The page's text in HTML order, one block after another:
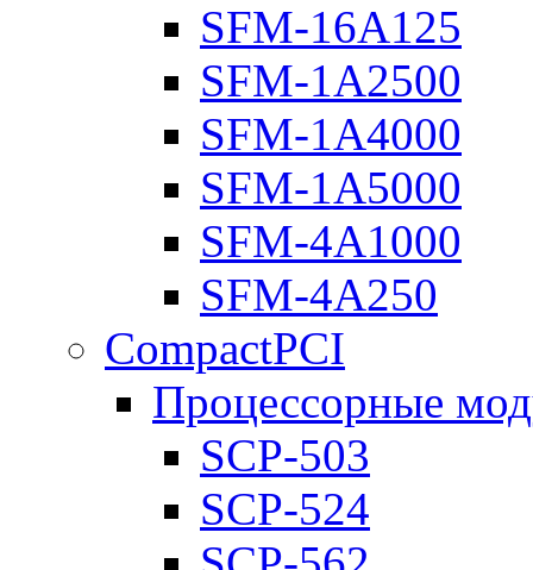
SFM-16A125
SFM-1A2500
SFM-1A4000
SFM-1A5000
SFM-4A1000
SFM-4A250
CompactPCI
Процессорные
SCP-503
SCP-524